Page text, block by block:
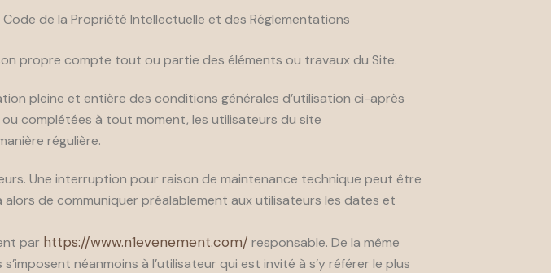
de la Propriété Intellectuelle et des Réglementations
propre compte tout ou partie des éléments ou travaux du Site.
pleine et entière des conditions générales d’utilisation ci-après
complétées à tout moment, les utilisateurs du site
régulière.
Une interruption pour raison de maintenance technique peut être
alors de communiquer préalablement aux utilisateurs les dates et
par https://www.n1evenement.com/ responsable. De la même
néanmoins à l’utilisateur qui est invité à s’y référer le plus